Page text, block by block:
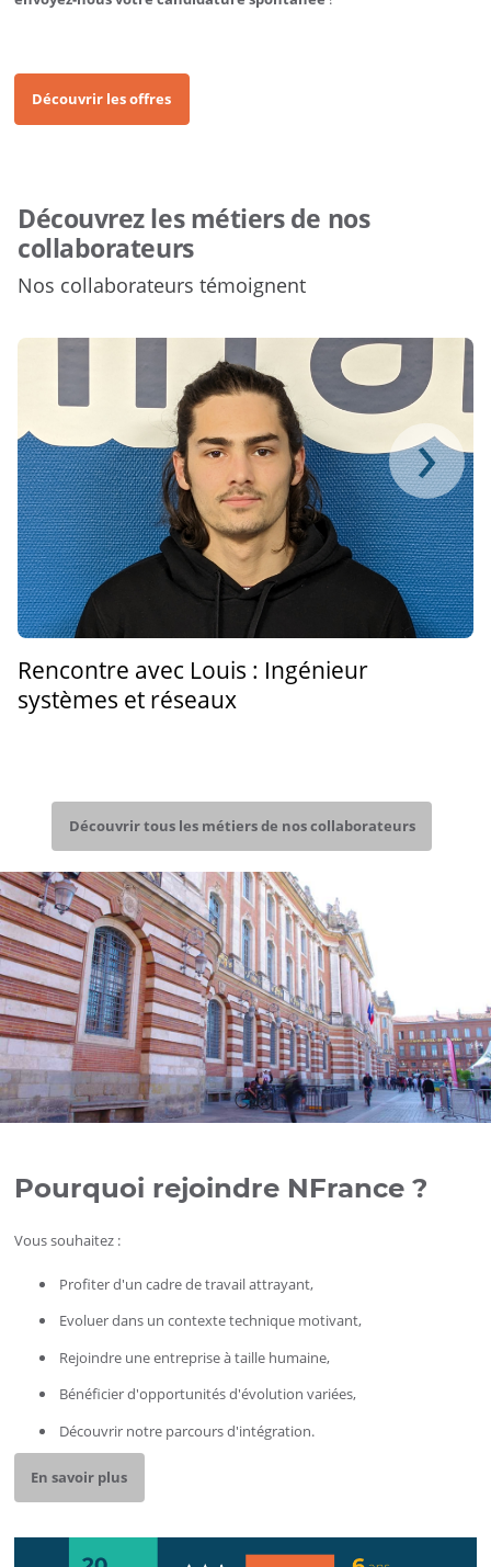
Découvrir les offres
Découvrez les métiers de nos
collaborateurs
Nos collaborateurs témoignent
Rencontre avec Louis : Ingénieur
systèmes et réseaux
›
Découvrir tous les métiers de nos collaborateurs
Pourquoi rejoindre NFrance ?
Vous souhaitez :
Profiter d'un cadre de travail attrayant,
Evoluer dans un contexte technique motivant,
Rejoindre une entreprise à taille humaine,
Bénéficier d'opportunités d'évolution variées,
Découvrir notre parcours d'intégration.
En savoir plus